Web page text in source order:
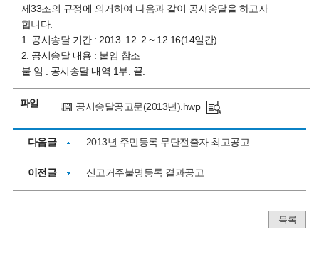
제33조의 규정에 의거하여 다음과 같이 공시송달을 하고자
합니다.
1. 공시송달 기간 : 2013. 12 .2 ~ 12.16(14일간)
2. 공시송달 내용 : 붙임 참조
붙 임 : 공시송달 내역 1부. 끝.
파일 공시송달공고문(2013년).hwp
다음글 2013년 주민등록 무단전출자 최고공고
이전글 신고거주불명등록 결과공고
목록